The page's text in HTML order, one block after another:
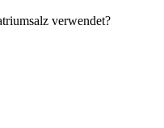
verwendet?